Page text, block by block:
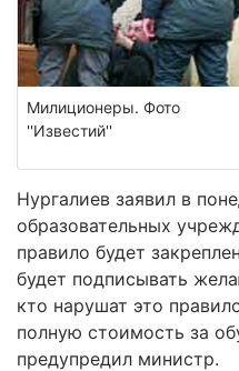
Милиционеры. Фото
''Известий''
Нургалиев заявил в
образовательных
правило будет
будет подписывать
кто нарушат это
полную стоимость за
предупредил министр.